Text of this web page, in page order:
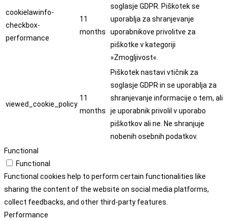
cookielawinfo-
checkbox-
performance
11
months
soglasje GDPR. Piškotek se
uporablja za shranjevanje
uporabnikove privolitve za
piškotke v kategoriji
»Zmogljivost«.
viewed_cookie_policy
11
months
Piškotek nastavi vtičnik za
soglasje GDPR in se uporablja za
shranjevanje informacije o tem, ali
je uporabnik privolil v uporabo
piškotkov ali ne. Ne shranjuje
nobenih osebnih podatkov.
Functional
Functional
Functional cookies help to perform certain functionalities like
sharing the content of the website on social media platforms,
collect feedbacks, and other third-party features.
Performance